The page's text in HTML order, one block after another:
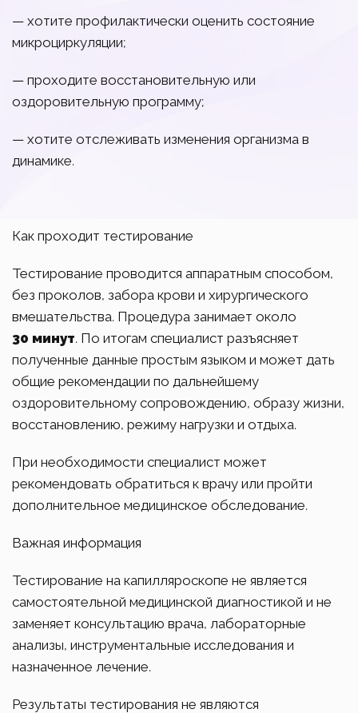
— хотите профилактически оценить состояние
микроциркуляции;
— проходите восстановительную или
оздоровительную программу;
— хотите отслеживать изменения организма в
динамике.
Как проходит тестирование
Тестирование проводится аппаратным способом,
без проколов, забора крови и хирургического
вмешательства. Процедура занимает около
30 минут. По итогам специалист разъясняет
полученные данные простым языком и может дать
общие рекомендации по дальнейшему
оздоровительному сопровождению, образу жизни,
восстановлению, режиму нагрузки и отдыха.
При необходимости специалист может
рекомендовать обратиться к врачу или пройти
дополнительное медицинское обследование.
Важная информация
Тестирование на капилляроскопе не является
самостоятельной медицинской диагностикой и не
заменяет консультацию врача, лабораторные
анализы, инструментальные исследования и
назначенное лечение.
Результаты тестирования не являются